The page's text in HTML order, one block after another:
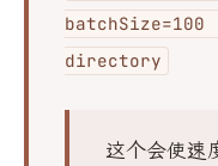
batchSize=100
directory
这个会使速